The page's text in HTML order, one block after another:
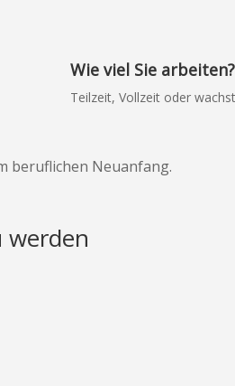
Wie viel Sie arbeiten?
Teilzeit, Vollzeit oder
beruflichen Neuanfang.
werden